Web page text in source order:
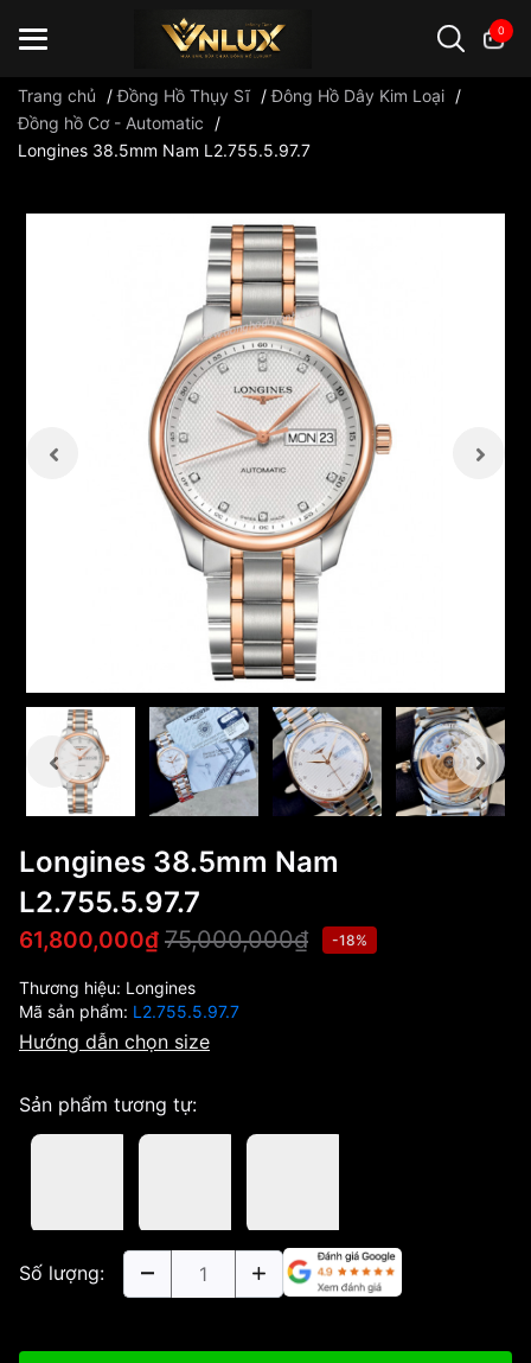
0
Đồng hồ casio đồng hồ G-Shock đồng hồ Orient
Trang chủ /Đồng Hồ Thụy Sĩ /Đông Hồ Dây Kim Loại /
Đồng hồ Cơ - Automatic
/
Longines 38.5mm Nam L2.755.5.97.7
Longines 38.5mm Nam
L2.755.5.97.7
61,800,000₫ 75,000,000₫ -18%
Thương hiệu: Longines
Mã sản phẩm: L2.755.5.97.7
Hướng dẫn chọn size
Sản phẩm tương tự:
Số lượng: